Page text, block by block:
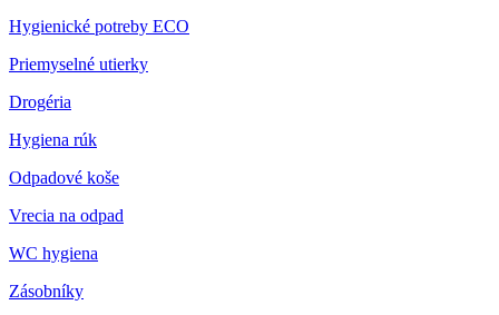
Hygienické potreby ECO
Priemyselné utierky
Drogéria
Hygiena rúk
Odpadové koše
Vrecia na odpad
WC hygiena
Zásobníky